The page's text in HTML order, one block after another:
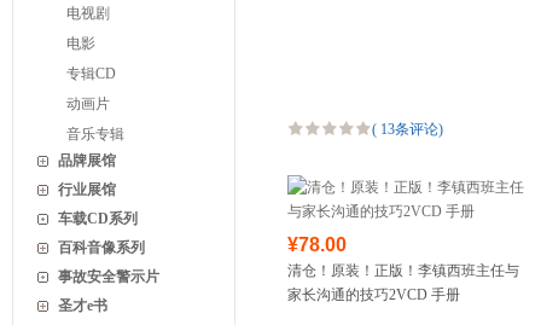
电视剧
电影
专辑CD
动画片
音乐专辑
品牌展馆
行业展馆
车载CD系列
百科音像系列
事故安全警示片
圣才e书
( 13条评论)
¥78.00
清仓！原装！正版！李镇西班主任与
家长沟通的技巧2VCD 手册